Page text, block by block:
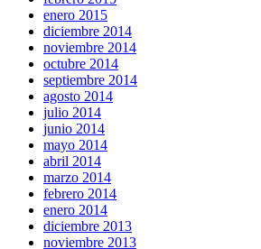
enero 2015
diciembre 2014
noviembre 2014
octubre 2014
septiembre 2014
agosto 2014
julio 2014
junio 2014
mayo 2014
abril 2014
marzo 2014
febrero 2014
enero 2014
diciembre 2013
noviembre 2013